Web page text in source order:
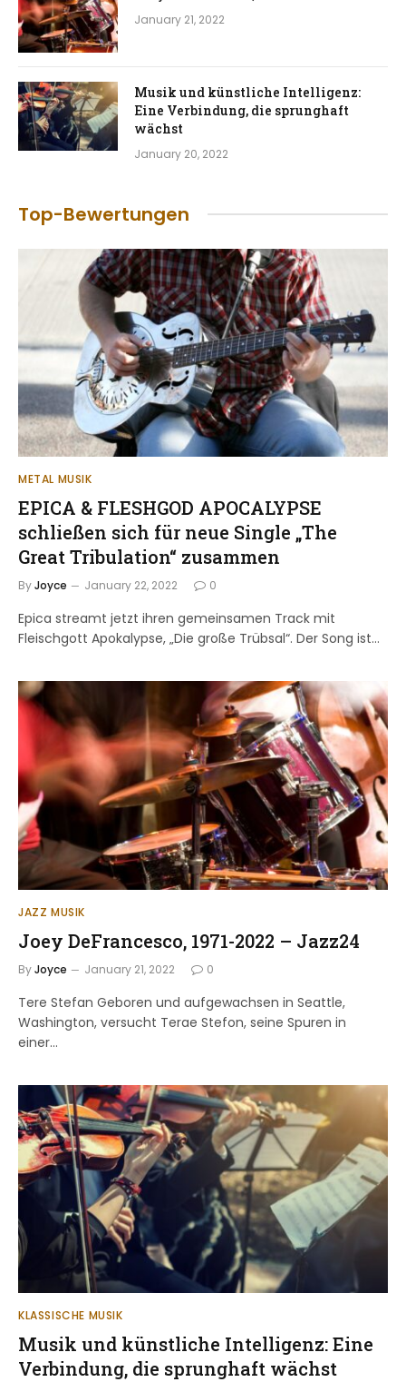
January 21, 2022
Musik und künstliche Intelligenz:
Eine Verbindung, die sprunghaft
wächst
January 20, 2022
Top-Bewertungen
METAL MUSIK
EPICA & FLESHGOD APOCALYPSE
schließen sich für neue Single „The
Great Tribulation“ zusammen
ByJoyce January 22, 2022 0
Epica streamt jetzt ihren gemeinsamen Track mit
Fleischgott Apokalypse, „Die große Trübsal“. Der Song ist…
JAZZ MUSIK
Joey DeFrancesco, 1971-2022 – Jazz24
ByJoyce January 21, 2022 0
Tere Stefan Geboren und aufgewachsen in Seattle,
Washington, versucht Terae Stefon, seine Spuren in
einer…
KLASSISCHE MUSIK
Musik und künstliche Intelligenz: Eine
Verbindung, die sprunghaft wächst